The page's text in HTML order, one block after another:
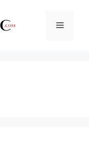
Menu